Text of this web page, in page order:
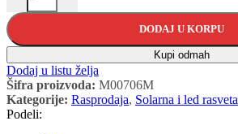
DODAJ U KORPU
Kupi odmah
Dodaj u listu želja
Šifra proizvoda: M00706M
Kategorije: Rasprodaja, Solarna i led rasveta
Podeli: